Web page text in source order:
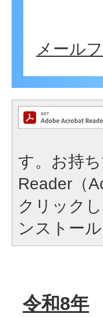
メール
す。お持
Reader（
クリック
ンストー
令和8年